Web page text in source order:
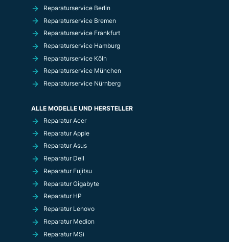
Reparaturservice Berlin
Reparaturservice Bremen
Reparaturservice Frankfurt
Reparaturservice Hamburg
Reparaturservice Köln
Reparaturservice München
Reparaturservice Nürnberg
ALLE MODELLE UND HERSTELLER
Reparatur Acer
Reparatur Apple
Reparatur Asus
Reparatur Dell
Reparatur Fujitsu
Reparatur Gigabyte
Reparatur HP
Reparatur Lenovo
Reparatur Medion
Reparatur MSi